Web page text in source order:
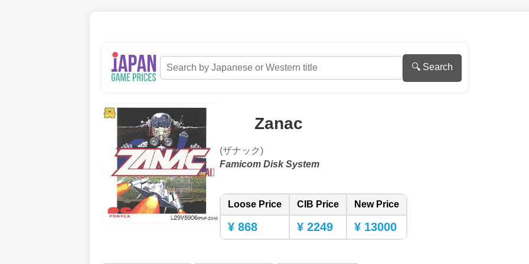
🔍 Search
Zanac
(ザナック)
Famicom Disk System
Loose Price CIB Price New Price
¥ 868 ¥ 2249 ¥ 13000